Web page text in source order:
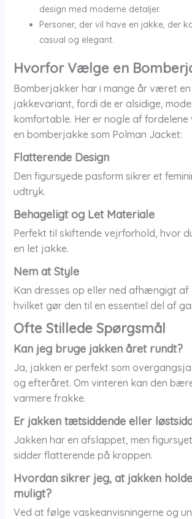
design med moderne detaljer.
Personer, der vil have en jakke, der
casual og elegant.
Hvorfor Vælge en
Bomberjakker har i mange år været
jakkevariant, fordi de er alsidige,
komfortable. Her er nogle af
en bomberjakke som Polman Jacket:
Flatterende Design
Den figursyede pasform sikrer et
udtryk.
Behageligt og Let Materiale
Perfekt til skiftende vejrforhold, hvor
en let jakke.
Nem at Style
Kan dresses op eller ned afhængigt af
hvilket gør den til en essentiel del af
Ofte Stillede Spørgsmål
Kan jeg bruge jakken året rundt?
Ja, jakken er perfekt som
og efteråret. Om vinteren kan den
varmere frakke.
Er jakken tætsiddende eller
Jakken har en afslappet, men
sidder flatterende på kroppen.
Hvordan sikrer jeg, at jakken
muligt?
Ved at følge vaskeanvisningerne og